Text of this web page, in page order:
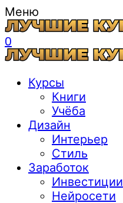
Меню
0
Курсы
Книги
Учёба
Дизайн
Интерьер
Стиль
Заработок
Инвестиции
Нейросети